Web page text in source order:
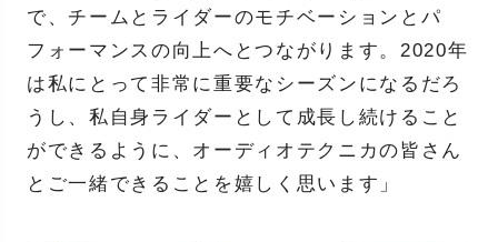
で、チームとライダーのモチベーションとパ
フォーマンスの向上へとつながります。2020年
は私にとって非常に重要なシーズンになるだろ
うし、私自身ライダーとして成長し続けること
ができるように、オーディオテクニカの皆さん
とご一緒できることを嬉しく思います」